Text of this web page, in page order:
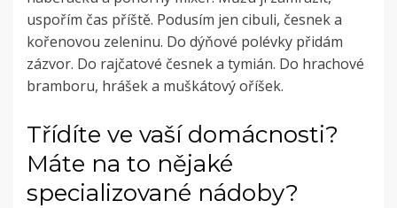
uspořím čas příště. Podusím jen cibuli, česnek a
kořenovou zeleninu. Do dýňové polévky přidám
zázvor. Do rajčatové česnek a tymián. Do hrachové
bramboru, hrášek a muškátový oříšek.
Třídíte ve vaší domácnosti?
Máte na to nějaké
specializované nádoby?